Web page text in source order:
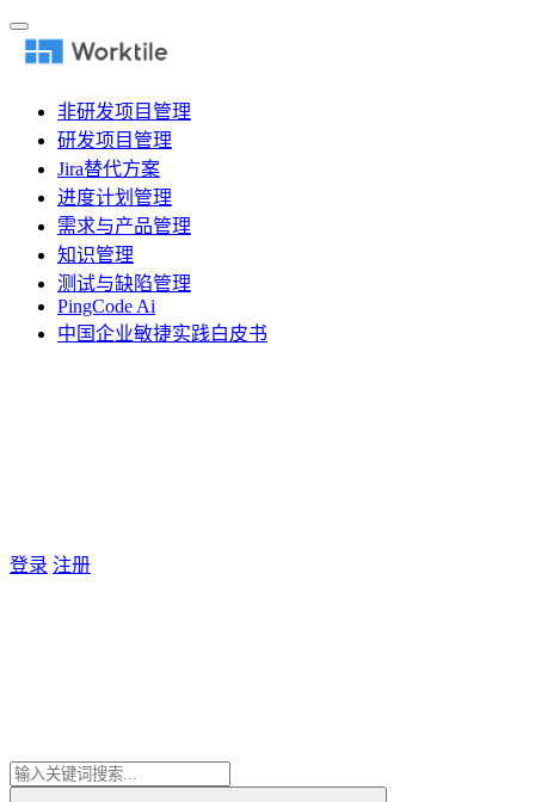
非研发项目管理
研发项目管理
Jira替代方案
进度计划管理
需求与产品管理
知识管理
测试与缺陷管理
PingCode Ai
中国企业敏捷实践白皮书
登录 注册